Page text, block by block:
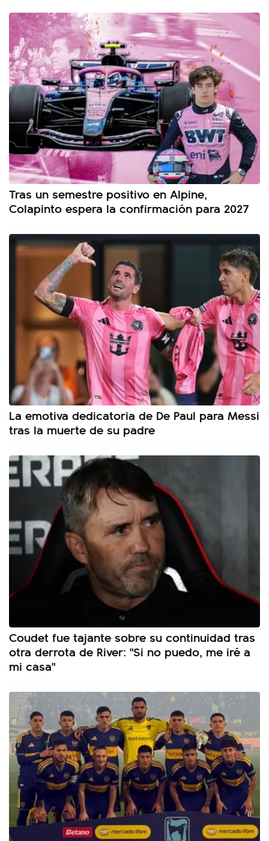
Tras un semestre positivo en Alpine,
Colapinto espera la confirmación para 2027
La emotiva dedicatoria de De Paul para Messi
tras la muerte de su padre
Coudet fue tajante sobre su continuidad tras
otra derrota de River: "Si no puedo, me iré a
mi casa"